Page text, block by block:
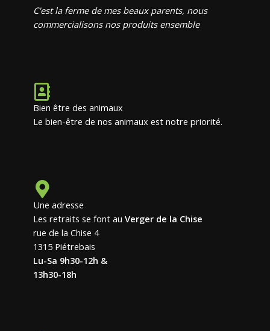
C'est la ferme de mes beaux parents, nous
commercialisons nos produits ensemble
Bien être des animaux
Le bien-être de nos animaux est notre priorité.
Une adresse
Les retraits se font au Verger de la Chise
rue de la Chise 4
1315 Piétrebais
Lu-Sa 9h30-12h &
13h30-18h